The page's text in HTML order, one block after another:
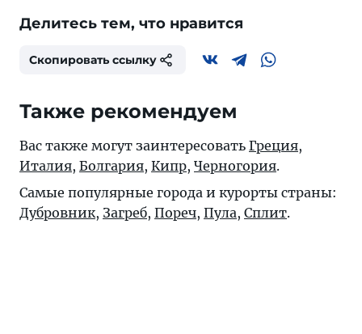
Делитесь тем, что нравится
Скопировать ссылку
Также рекомендуем
Вас также могут заинтересовать Греция,
Италия, Болгария, Кипр, Черногория.
Самые популярные города и курорты страны:
Дубровник, Загреб, Пореч, Пула, Сплит.